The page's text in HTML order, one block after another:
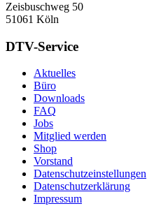
Zeisbuschweg 50
51061 Köln
DTV-Service
Aktuelles
Büro
Downloads
FAQ
Jobs
Mitglied werden
Shop
Vorstand
Datenschutzeinstellungen
Datenschutzerklärung
Impressum